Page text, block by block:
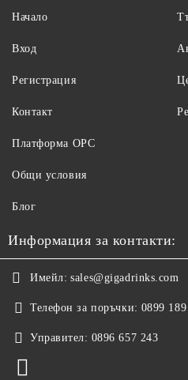
Начало
Вход
Регистрация
Контакт
Платформа ОРС
Общи условия
Блог
Информация за контакти:
Имейл: sales@gigadrinks.com
Телефон за поръчки: 0899
Управител: 0896 657 243